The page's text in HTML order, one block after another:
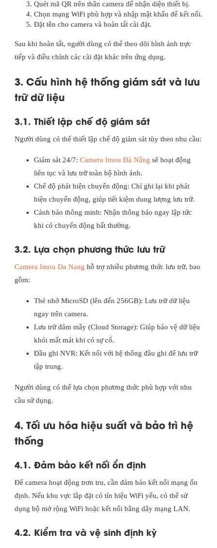
Quét mã QR trên thân camera để nhận diện thiết bị.
Chọn mạng WiFi phù hợp và nhập mật khẩu để kết nối.
Đặt tên cho camera và hoàn tất cài đặt.
Sau khi hoàn tất, người dùng có thể theo dõi hình ảnh trực
tiếp và điều chỉnh các cài đặt khác trên ứng dụng.
3. Cấu hình hệ thống giám sát và lưu
trữ dữ liệu
3.1. Thiết lập chế độ giám sát
Người dùng có thể thiết lập chế độ giám sát tùy theo nhu cầu:
Giám sát 24/7: Camera Imou Đà Nẵng sẽ hoạt động
liên tục và lưu trữ toàn bộ hình ảnh.
Chế độ phát hiện chuyển động: Chỉ ghi lại khi phát
hiện chuyển động, giúp tiết kiệm dung lượng lưu trữ.
Cảnh báo thông minh: Nhận thông báo ngay lập tức
khi có chuyển động bất thường.
3.2. Lựa chọn phương thức lưu trữ
Camera Imou Da Nang hỗ trợ nhiều phương thức lưu trữ, bao
gồm:
Thẻ nhớ MicroSD (lên đến 256GB): Lưu trữ dữ liệu
ngay trên camera.
Lưu trữ đám mây (Cloud Storage): Giúp bảo vệ dữ liệu
khỏi mất mát khi có sự cố.
Đầu ghi NVR: Kết nối với hệ thống đầu ghi để lưu trữ
tập trung.
Người dùng có thể lựa chọn phương thức phù hợp với nhu
cầu sử dụng.
4. Tối ưu hóa hiệu suất và bảo trì hệ
thống
4.1. Đảm bảo kết nối ổn định
Để camera hoạt động trơn tru, cần đảm bảo kết nối mạng ổn
định. Nếu khu vực lắp đặt có tín hiệu WiFi yếu, có thể sử
dụng bộ mở rộng WiFi hoặc kết nối bằng dây mạng LAN.
4.2. Kiểm tra và vệ sinh định kỳ